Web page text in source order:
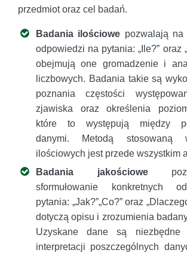
przedmiot oraz cel badań.
Badania ilościowe pozwalają na
odpowiedzi na pytania: „Ile?” oraz
obejmują one gromadzenie i
liczbowych. Badania takie są
poznania częstości
zjawiska oraz określenia
które to występują między
danymi. Metodą stosowaną
ilościowych jest przede wszystkim
Badania jakościowe
sformułowanie konkretnych
pytania: „Jak?”„Co?” oraz
dotyczą opisu i zrozumienia
Uzyskane dane są niezbędne
interpretacji poszczególnych